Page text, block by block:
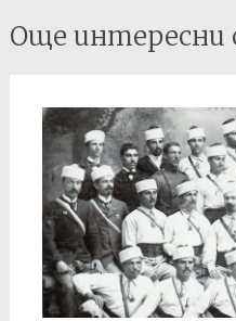
Post
navigation
Още